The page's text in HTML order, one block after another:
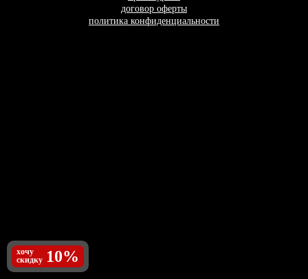
договор оферты
политика конфиденциальности
хочу
скидку 10%